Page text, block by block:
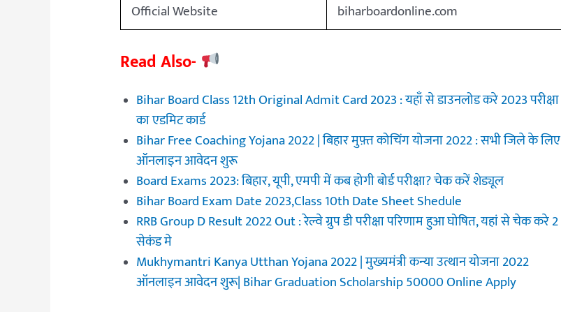
Official Website biharboardonline.com
Read Also-
Bihar Board Class 12th Original Admit Card 2023 : यहाँ से डाउनलोड करे 2023 परीक्षा
का एडमिट कार्ड
Bihar Free Coaching Yojana 2022 | बिहार मुफ़्त कोचिंग योजना 2022 : सभी जिले के लिए
ऑनलाइन आवेदन शुरू
Board Exams 2023: बिहार, यूपी, एमपी में कब होगी बोर्ड परीक्षा? चेक करें शेड्यूल
Bihar Board Exam Date 2023,Class 10th Date Sheet Shedule
RRB Group D Result 2022 Out : रेल्वे ग्रुप डी परीक्षा परिणाम हुआ घोषित, यहां से चेक करे 2
सेकंड मे
Mukhymantri Kanya Utthan Yojana 2022 | मुख्यमंत्री कन्या उत्थान योजना 2022
ऑनलाइन आवेदन शुरू| Bihar Graduation Scholarship 50000 Online Apply